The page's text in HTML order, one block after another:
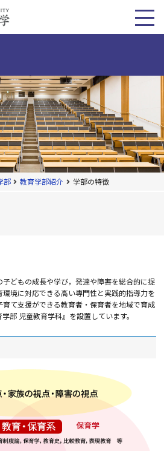
部 教育学部紹介 学部の特徴
どもの成長や学び，発達や障害を総合的に捉
境に対応できる高い専門性と実践的指導力を
て支援ができる教育者・保育者を地域で育成
部 児童教育学科』を設置しています。